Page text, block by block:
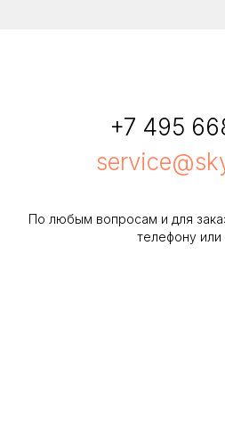
+7 495
По любым вопросам и для
телефону или